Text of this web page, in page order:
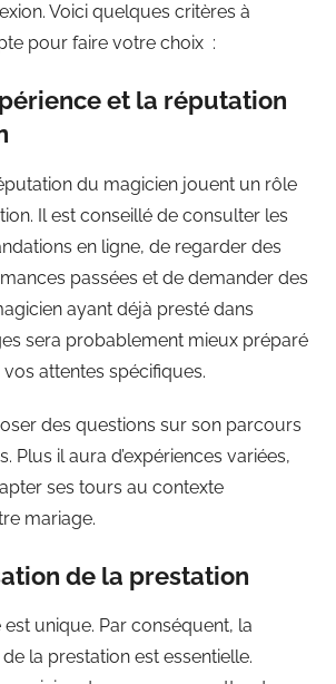
Voici quelques critères à
pour faire votre choix :
et la réputation
du magicien jouent un rôle
Il est conseillé de consulter les
en ligne, de regarder des
passées et de demander des
ayant déjà presté dans
sera probablement mieux préparé
attentes spécifiques.
des questions sur son parcours
Plus il aura d’expériences variées,
ses tours au contexte
mariage.
de la prestation
unique. Par conséquent, la
la prestation est essentielle.